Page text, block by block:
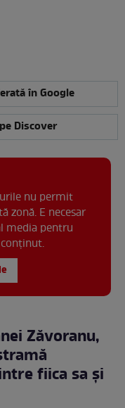
în Google
Discover
nu permit
zonă. E necesar
media pentru
Zăvoranu,
fiica sa și